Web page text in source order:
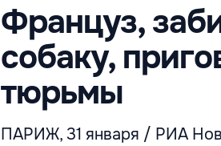
Француз,
собаку,
тюрьмы
ПАРИЖ, 31 января / РИА